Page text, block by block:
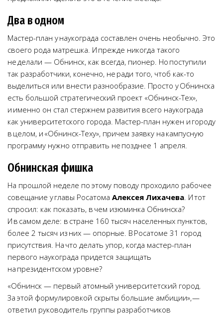
Два в одном
Мастер-план у наукограда составлен очень необычно. Это
своего рода матрешка. И прежде никогда такого
не делали — Обнинск, как всегда, пионер. Но поступили
так разработчики, конечно, не ради того, чтоб как-то
выделиться или внести разнообразие. Просто у Обнинска
есть большой стратегический проект «Обнинск-Тех»,
и именно он стал стержнем развития всего наукограда
как университетского города. Мастер-план нужен и городу
в целом, и «Обнинск-Теху», причем заявку на кампусную
программу нужно отправить не позднее 1 апреля.
Обнинская фишка
На прошлой неделе по этому поводу проходило рабочее
совещание у главы Росатома Алексея Лихачева. И тот
спросил: как показать, в чем изюминка Обнинска?
И в самом деле: в стране 160 тысяч населенных пунктов,
более 2 тысяч из них — опорные. В Росатоме 31 город
присутствия. На что делать упор, когда мастер-план
первого наукограда придется защищать
на президентском уровне?
«Обнинск — первый атомный университетский город.
За этой формулировкой скрыты большие амбиции», —
ответил руководитель группы разработчиков